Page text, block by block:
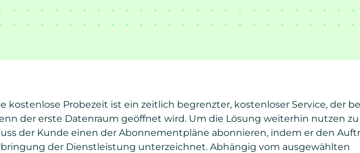
kostenlose Probezeit ist ein zeitlich begrenzter, kostenloser Service, der
der erste Datenraum geöffnet wird. Um die Lösung weiterhin nutzen
der Kunde einen der Abonnementpläne abonnieren, indem er den
der Dienstleistung unterzeichnet. Abhängig vom ausgewählten